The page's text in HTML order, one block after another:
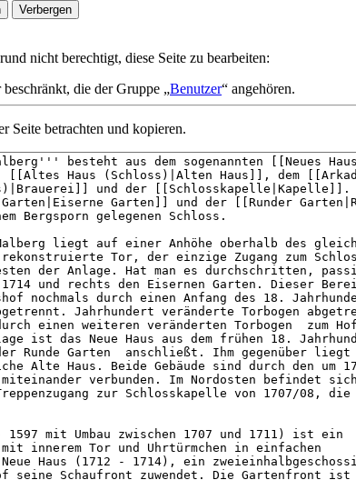
Verbergen
nicht berechtigt, diese Seite zu bearbeiten:
die der Gruppe „Benutzer“ angehören.
Seite betrachten und kopieren.